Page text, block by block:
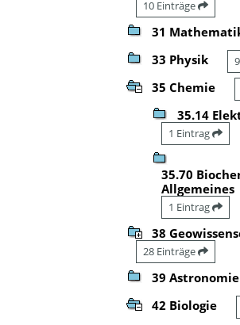
10 Einträge
31
33 Physik
35 Chemie
35.14
1 Eintrag
35.70
Allgemeines
1 Eintrag
38
28 Einträge
39 Astronomie
42 Biologie